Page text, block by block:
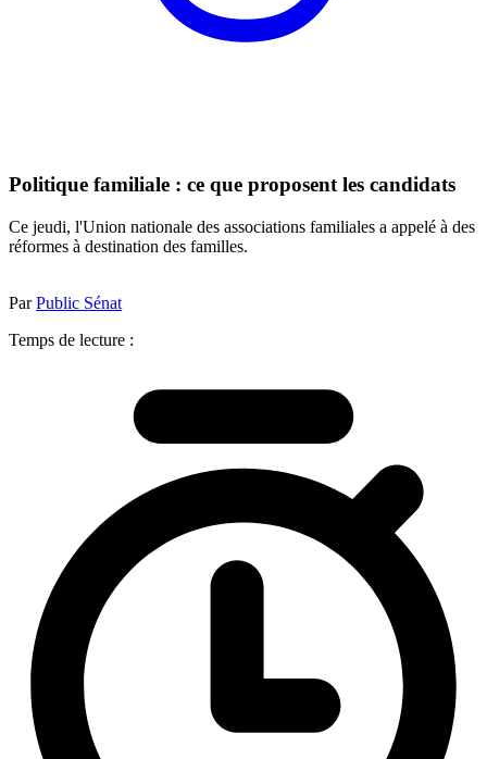
Politique familiale : ce que proposent les candidats
Ce jeudi, l'Union nationale des associations familiales a appelé à des
réformes à destination des familles.
ParPublic Sénat
Temps de lecture :